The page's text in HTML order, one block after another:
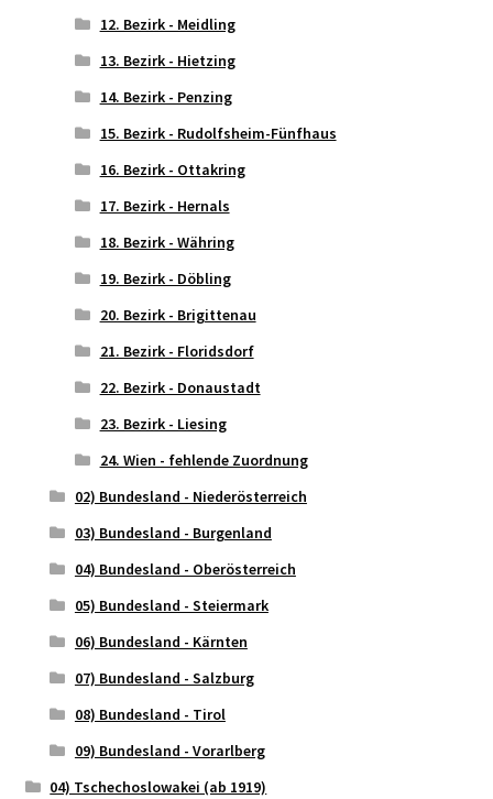
12. Bezirk - Meidling
13. Bezirk - Hietzing
14. Bezirk - Penzing
15. Bezirk - Rudolfsheim-Fünfhaus
16. Bezirk - Ottakring
17. Bezirk - Hernals
18. Bezirk - Währing
19. Bezirk - Döbling
20. Bezirk - Brigittenau
21. Bezirk - Floridsdorf
22. Bezirk - Donaustadt
23. Bezirk - Liesing
24. Wien - fehlende Zuordnung
02) Bundesland - Niederösterreich
03) Bundesland - Burgenland
04) Bundesland - Oberösterreich
05) Bundesland - Steiermark
06) Bundesland - Kärnten
07) Bundesland - Salzburg
08) Bundesland - Tirol
09) Bundesland - Vorarlberg
04) Tschechoslowakei (ab 1919)